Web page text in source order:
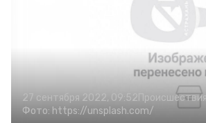
27 сентября 2022, 09:52Происшествия
Фото: https://unsplash.com/